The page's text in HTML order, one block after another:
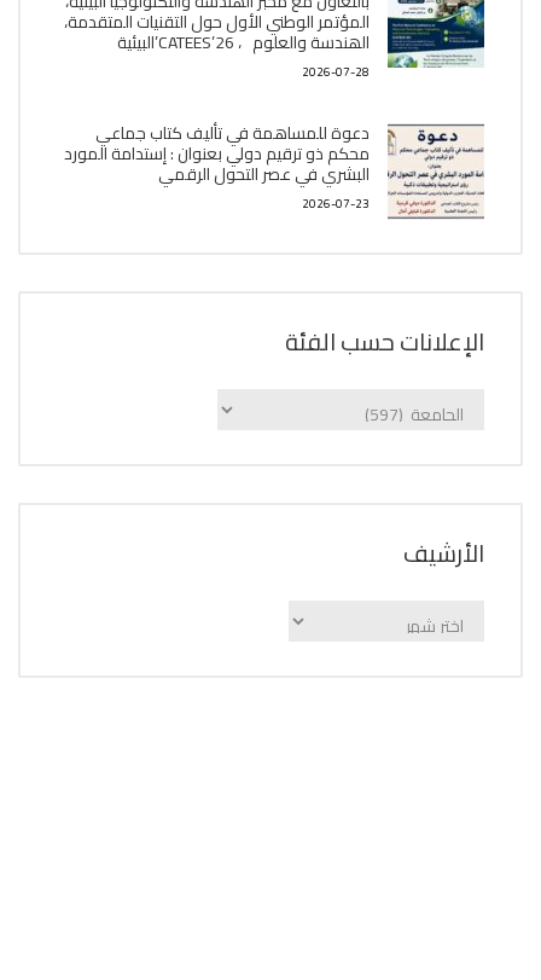
المؤتمر الوطني الأول حول التقنيات المتقدمة،
الھندسة والعلوم ، CATEES’26’البیئية
2026-07-28
دعوة للمساهمة في تأليف كتاب جماعي
محكم ذو ترقيم دولي بعنوان : إستدامة المورد
البشري في عصر التحول الرقمي
2026-07-23
الإعلانات حسب الفئة
الإعلانات
اﻷرشيف
اﻷرشيف